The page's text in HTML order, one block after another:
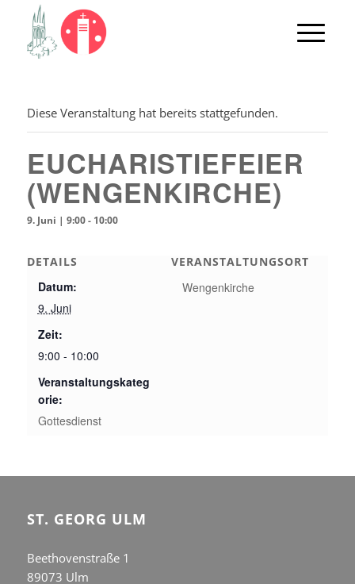
Diese Veranstaltung hat bereits stattgefunden.
EUCHARISTIEFEIER
(WENGENKIRCHE)
9. Juni | 9:00- 10:00
DETAILS
Datum:
9. Juni
Zeit:
9:00 - 10:00
Veranstaltungskateg
orie:
Gottesdienst
VERANSTALTUNGSORT
Wengenkirche
ST. GEORG ULM
Beethovenstraße 1
89073 Ulm